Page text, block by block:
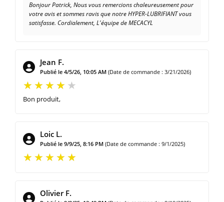
Bonjour Patrick, Nous vous remercions chaleureusement pour
votre avis et sommes ravis que notre HYPER-LUBRIFIANT vous
satisfasse. Cordialement, L'équipe de MECACYL
Jean F.
Publié le 4/5/26, 10:05 AM (Date de commande : 3/21/2026)
Bon produit,
Loic L.
Publié le 9/9/25, 8:16 PM (Date de commande : 9/1/2025)
Olivier F.